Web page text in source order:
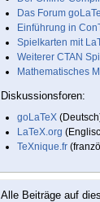
Das Forum
Einführung in
Spielkarten mit
Weiterer CTAN
Mathematisches
Diskussionsforen:
goLaTeX
LaTeX.org
TeXnique.fr
Alle Beiträge auf